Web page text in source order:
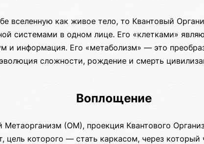
вселенную как живое тело, то Квантовый
системами в одном лице. Его «клетками»
и информация. Его «метаболизм» — это
сложности, рождение и смерть
Воплощение
(ОМ), проекция Квантового
цель которого — стать каркасом, через